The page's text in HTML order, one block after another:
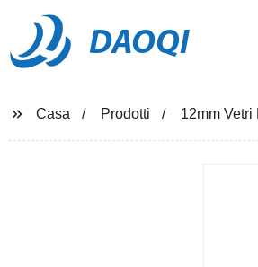
DAOQI
Casa Prodotti 12mm